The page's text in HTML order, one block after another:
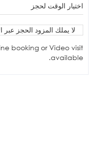
اختيار الوقت لحجز
لا يملك المزود الحجز عبر
booking or Video visit
available.